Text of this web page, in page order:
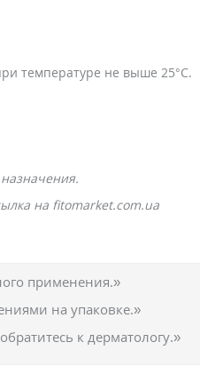
температуре не выше 25°С.
на fitomarket.com.ua
применения.»
на упаковке.»
к дерматологу.»